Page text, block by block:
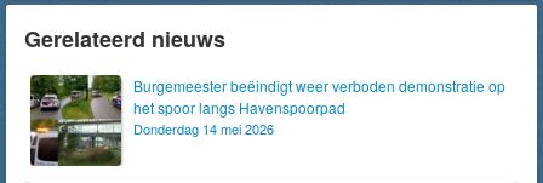
Gerelateerd nieuws
Burgemeester beëindigt weer verboden demonstratie op
het spoor langs Havenspoorpad
Donderdag 14 mei 2026